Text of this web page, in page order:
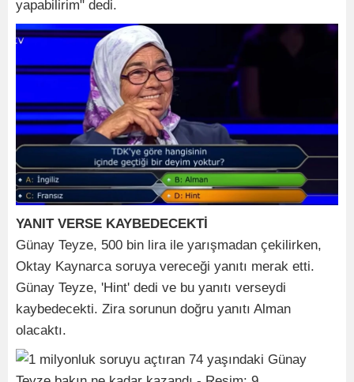
yapabilirim" dedi.
YANIT VERSE KAYBEDECEKTİ
Günay Teyze, 500 bin lira ile yarışmadan çekilirken,
Oktay Kaynarca soruya vereceği yanıtı merak etti.
Günay Teyze, 'Hint' dedi ve bu yanıtı verseydi
kaybedecekti. Zira sorunun doğru yanıtı Alman
olacaktı.